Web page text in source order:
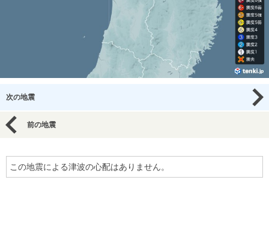
次の地震
前の地震
この地震による津波の心配はありません。